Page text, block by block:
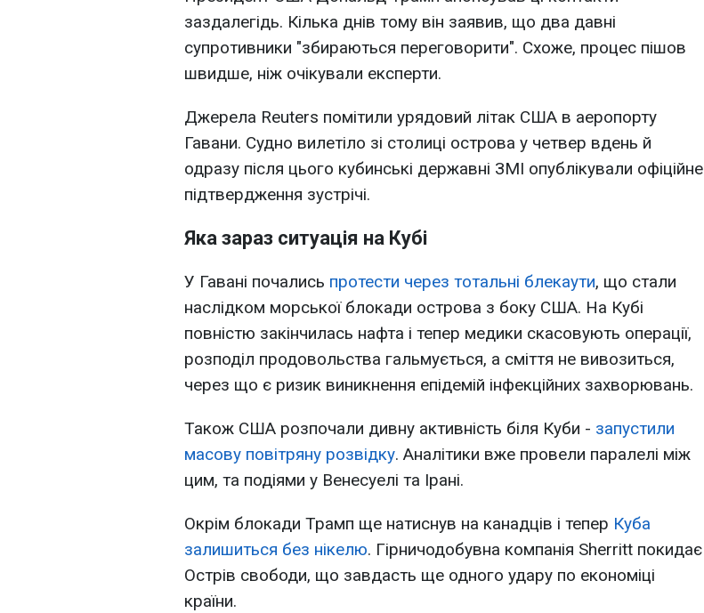
заздалегідь. Кілька днів тому він заявив, що два давні
супротивники "збираються переговорити". Схоже, процес пішов
швидше, ніж очікували експерти.
Джерела Reuters помітили урядовий літак США в аеропорту
Гавани. Судно вилетіло зі столиці острова у четвер вдень й
одразу після цього кубинські державні ЗМІ опублікували офіційне
підтвердження зустрічі.
Яка зараз ситуація на Кубі
У Гавані почались протести через тотальні блекаути, що стали
наслідком морської блокади острова з боку США. На Кубі
повністю закінчилась нафта і тепер медики скасовують операції,
розподіл продовольства гальмується, а сміття не вивозиться,
через що є ризик виникнення епідемій інфекційних захворювань.
Також США розпочали дивну активність біля Куби - запустили
масову повітряну розвідку. Аналітики вже провели паралелі між
цим, та подіями у Венесуелі та Ірані.
Окрім блокади Трамп ще натиснув на канадців і тепер Куба
залишиться без нікелю. Гірничодобувна компанія Sherritt покидає
Острів свободи, що завдасть ще одного удару по економіці
країни.